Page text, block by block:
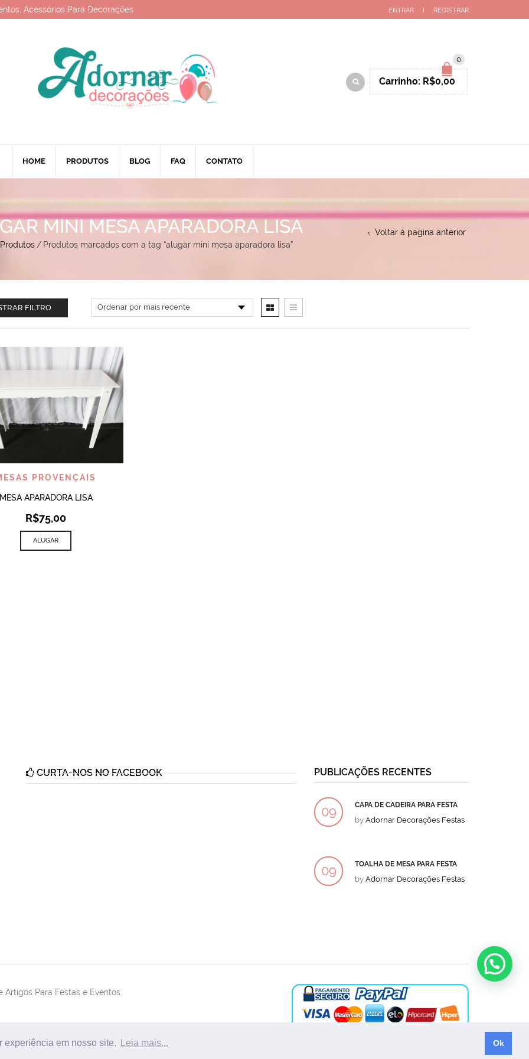
experiência em nosso site. Leia mais... Ok
Acessórios Para Decorações ENTRAR REGISTRAR
0
Carrinho: R$0,00
HOME PRODUTOS BLOG FAQ CONTATO
MINI MESA APARADORA LISA
Produtos / Produtos marcados com a tag “alugar mini mesa aparadora lisa”
Voltar à pagina anterior
FILTRO
VISUALIZAR
PROVENÇAIS
MESA APARADORA LISA
R$75,00
ALUGAR
CURTA-NOS NO FACEBOOK PUBLICAÇÕES RECENTES
09 CAPA DE CADEIRA PARA FESTA
byAdornar Decorações Festas
09 TOALHA DE MESA PARA FESTA
byAdornar Decorações Festas
Artigos Para Festas e Eventos